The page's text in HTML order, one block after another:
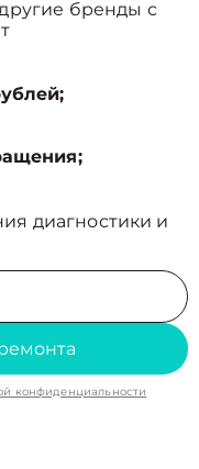
бренды с
диагностики и
конфиденциальности